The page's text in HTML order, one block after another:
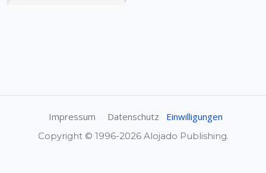
Impressum Datenschutz Einwilligungen
Copyright © 1996-2026 Alojado Publishing.